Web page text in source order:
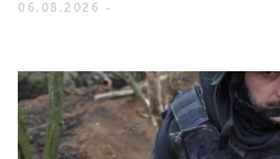
06.08.2026 -